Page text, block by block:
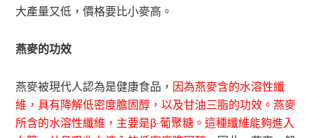
大產量又低，價格要比小麥高。
燕麥的功效
燕麥被現代人認為是健康食品， 因為燕麥含的水溶性纖
維，具有降解低密度膽固醇，以及甘油三脂的功效。燕麥
所含的水溶性纖維，主要是β-葡聚糖。這種纖維能夠進入